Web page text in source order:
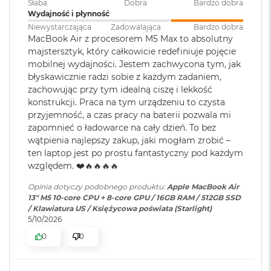
ś
c
i
d
y
s
k
u
M
a
c
B
o
k
i
r
2
5
B
Jasność 500 nitów
Kolory
Możliwość wyświetlania miliarda kolorów
Szeroka gama kolorów (P3)
Technologia True Tone
Apple M5
Apple M5 (10-rdzeniowy procesor CPU + 10-rdzeniowy procesor
GPU + 16-rdzeniowy system Neural Engine)
Sprzętowa akceleracja ray tracingu
Pojemność baterii 53,8 Wh
Szybkie ładowanie:
Możliwość szybkiego ładowania
zasilaczem USB-C o mocy 70W
Ładowanie i
rozbudowa:
Dwa porty Thunderbolt 4
(USB‑C) obsługujące:
Ładowanie, DisplayPort,
Thunderbolt 4 (do 40 Gb/s),
USB 4 (do 40 Gb/s)
Klawiatura
numeryczna
NIE
Podświetlana
TAK
Słaba
Dobra
Bardzo dobra
Wydajność i płynność
Niewystarczająca
Zadowalająca Bardzo dobra
MacBook Air z procesorem M5 Max to absolutny
majstersztyk, który całkowicie redefiniuje pojęcie
mobilnej wydajności. Jestem zachwycona tym, jak
błyskawicznie radzi sobie z każdym zadaniem,
zachowując przy tym idealną ciszę i lekkość
konstrukcji. Praca na tym urządzeniu to czysta
przyjemność, a czas pracy na baterii pozwala mi
zapomnieć o ładowarce na cały dzień. To bez
wątpienia najlepszy zakup, jaki mogłam zrobić –
ten laptop jest po prostu fantastyczny pod każdym
względem. ❤️🔥🔥🔥🔥
Opinia dotyczy podobnego produktu:Apple MacBook Air
13" M5 10-core CPU + 8-core GPU / 16GB RAM / 512GB SSD
/ Klawiatura US / Księżycowa poświata (Starlight)
5/10/2026
0
0